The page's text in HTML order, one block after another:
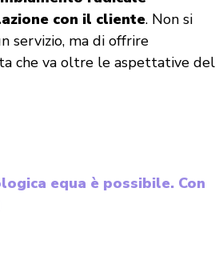
con il cliente. Non si
servizio, ma di offrire
che va oltre le aspettative del
equa è possibile. Con